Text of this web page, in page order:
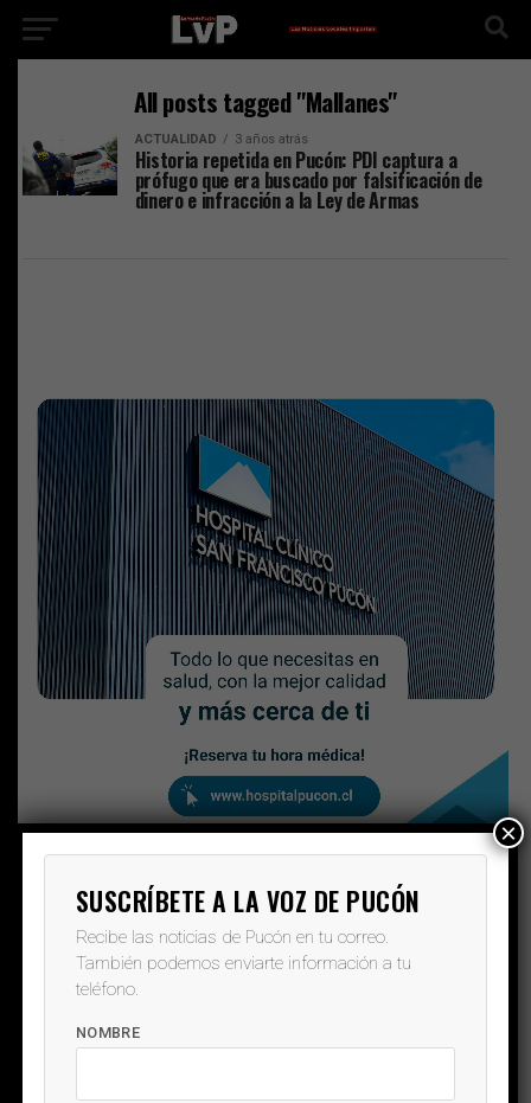
All posts tagged "Mallanes"
ACTUALIDAD 3 años atrás
Historia repetida en Pucón: PDI captura a
prófugo que era buscado por falsificación de
dinero e infracción a la Ley de Armas
SUSCRÍBETE A LA VOZ DE PUCÓN
Recibe las noticias de Pucón en tu correo.
También podemos enviarte información a tu
teléfono.
NOMBRE
×